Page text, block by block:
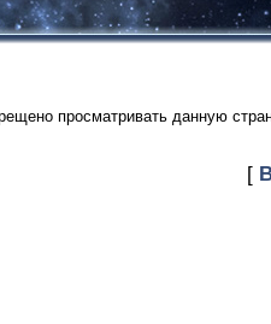
просматривать данную
[